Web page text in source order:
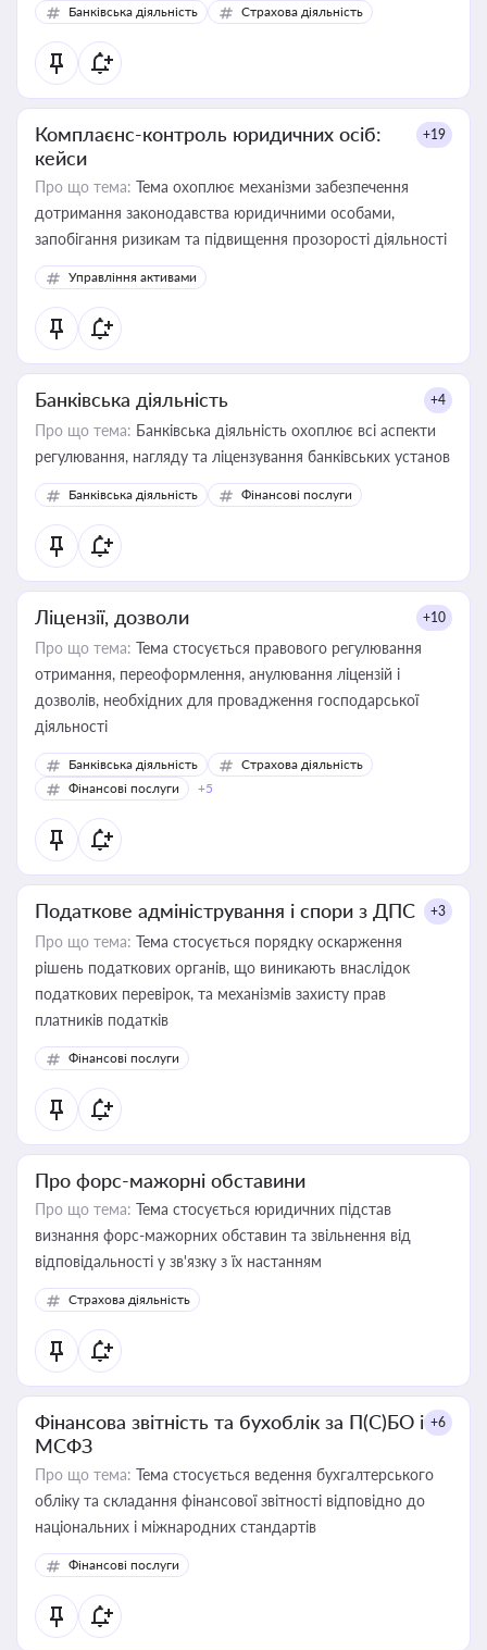
контрагентами
Банківська діяльність Страхова діяльність
Комплаєнс-контроль юридичних осіб:
кейси
+19
Про що тема: Тема охоплює механізми забезпечення
дотримання законодавства юридичними особами,
запобігання ризикам та підвищення прозорості діяльності
Управління активами
Банківська діяльність +4
Про що тема: Банківська діяльність охоплює всі аспекти
регулювання, нагляду та ліцензування банківських установ
Банківська діяльність Фінансові послуги
Ліцензії, дозволи +10
Про що тема: Тема стосується правового регулювання
отримання, переоформлення, анулювання ліцензій і
дозволів, необхідних для провадження господарської
діяльності
Банківська діяльність
Страхова діяльність
Фінансові послуги
+5
Податкове адміністрування і спори з ДПС +3
Про що тема: Тема стосується порядку оскарження
рішень податкових органів, що виникають внаслідок
податкових перевірок, та механізмів захисту прав
платників податків
Фінансові послуги
Про форс-мажорні обставини
Про що тема: Тема стосується юридичних підстав
визнання форс-мажорних обставин та звільнення від
відповідальності у зв'язку з їх настанням
Страхова діяльність
Фінансова звітність та бухоблік за П(С)БО і
МСФЗ
+6
Про що тема: Тема стосується ведення бухгалтерського
обліку та складання фінансової звітності відповідно до
національних і міжнародних стандартів
Фінансові послуги